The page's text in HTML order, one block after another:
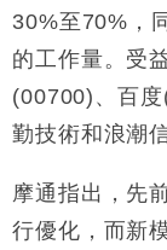
15:47
財經｜恒
粦接任
15:11
財經｜韓
13:44
財經｜內
12:44
財經｜日
日圓干預
30%至70%，
的工作量。受
(00700)、百
勤技術和浪潮
摩通指出，先
行優化，而新